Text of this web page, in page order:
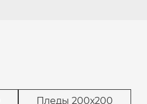
Пледы 200х200